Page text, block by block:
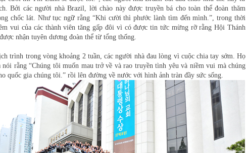
Bởi các người nhà Brazil, lời chào này được truyền bá cho toàn thể đoàn thăm
chốc lát. Như tục ngữ rằng “Khi cười thì phước lành tìm đến mình.”, trong thời
vui của các thành viên tăng gấp đôi vì có được tin tức mừng rỡ rằng Hội Thánh
nhận tuyên dương đoàn thể từ tổng thống.
trình trong vòng khoảng 2 tuần, các người nhà đau lòng vì cuộc chia tay sớm. Họ
rằng “Chúng tôi muốn mau trở về và rao truyền tình yêu và niềm vui mà chúng
quốc gia chúng tôi.” rồi lên đường về nước với hình ảnh tràn đầy sức sống.